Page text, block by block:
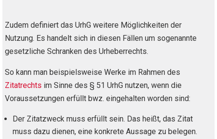
Zudem definiert das UrhG weitere Möglichkeiten der
Nutzung. Es handelt sich in diesen Fällen um sogenannte
gesetzliche Schranken des Urheberrechts.
So kann man beispielsweise Werke im Rahmen des
Zitatrechts im Sinne des § 51 UrhG nutzen, wenn die
Voraussetzungen erfüllt bwz. eingehalten worden sind:
Der Zitatzweck muss erfüllt sein. Das heißt, das Zitat
muss dazu dienen, eine konkrete Aussage zu belegen.